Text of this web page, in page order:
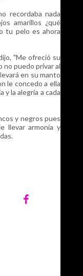
recordaba nada
amarillos ¿qué
tu pelo es ahora
"Me ofreció su
no puedo privar al
en su manto
le concedo a ella
y la alegría a cada
y negros pues
llevar armonía y